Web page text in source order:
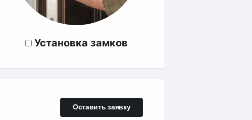
Установка замков
Оставить заявку